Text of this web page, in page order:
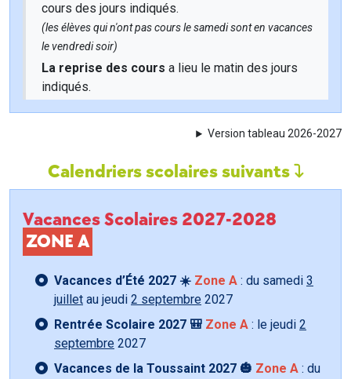
cours des jours indiqués.
(les élèves qui n'ont pas cours le samedi sont en vacances
le vendredi soir)
La reprise des cours a lieu le matin des jours
indiqués.
Version tableau 2026-2027
Calendriers scolaires suivants
Vacances Scolaires 2027-2028
ZONE A
Vacances d’Été 2027 ☀️ Zone A : du samedi 3
juillet au jeudi 2 septembre 2027
Rentrée Scolaire 2027 🎒 Zone A : le jeudi 2
septembre 2027
Vacances de la Toussaint 2027 🎃 Zone A : du